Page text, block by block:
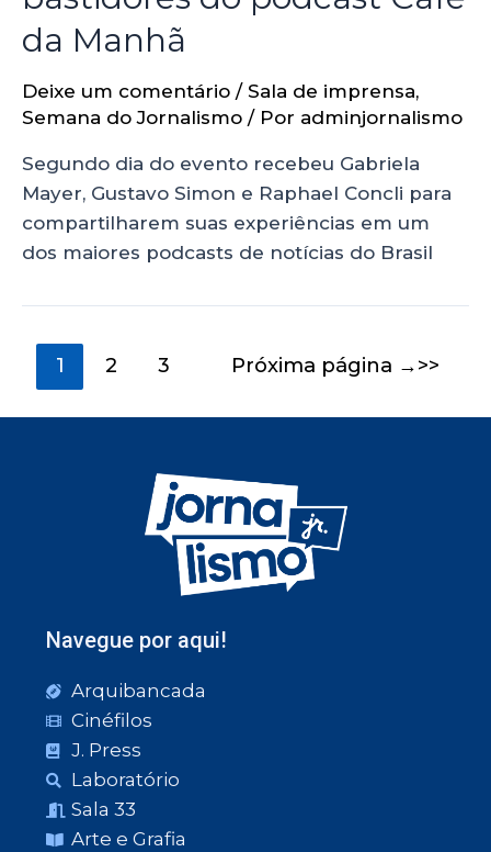
da Manhã
Deixe um comentário / Sala de imprensa,
Semana do Jornalismo / Por adminjornalismo
Segundo dia do evento recebeu Gabriela
Mayer, Gustavo Simon e Raphael Concli para
compartilharem suas experiências em um
dos maiores podcasts de notícias do Brasil
1 2 3 Próxima página →
Navegue por aqui!
Arquibancada
Cinéfilos
J. Press
Laboratório
Sala 33
Arte e Grafia